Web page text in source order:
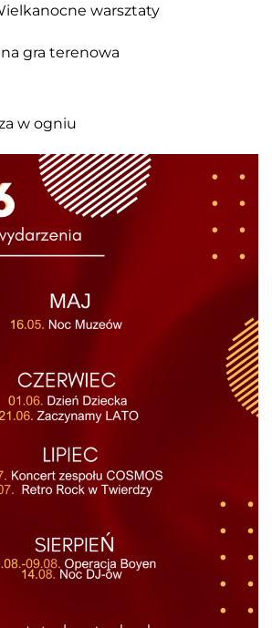
warsztaty
gra terenowa
w ogniu